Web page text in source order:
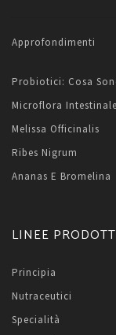
Approfondimenti
Probiotici: Cosa
Microflora Intestinale
Melissa Officinalis
Ribes Nigrum
Ananas E Bromelina
LINEE
Principia
Nutraceutici
Specialità